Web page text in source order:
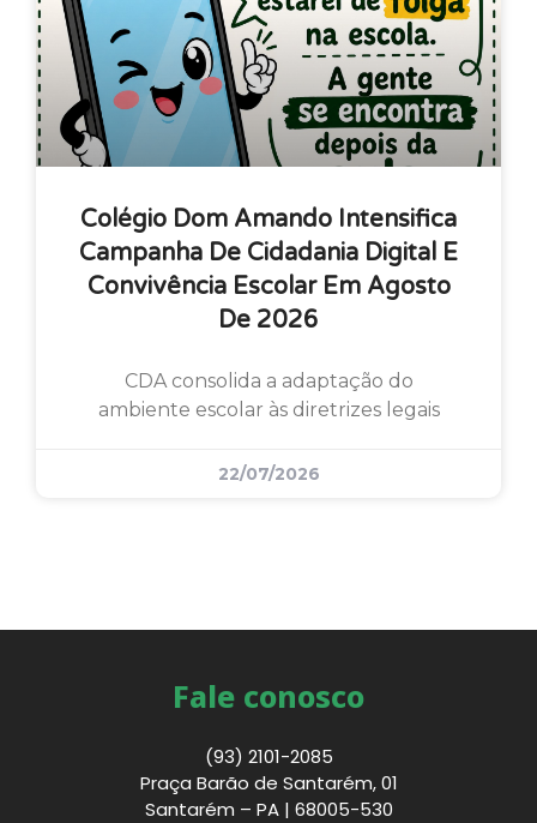
Colégio Dom Amando Intensifica
Campanha De Cidadania Digital E
Convivência Escolar Em Agosto
De 2026
CDA consolida a adaptação do
ambiente escolar às diretrizes legais
22/07/2026
Fale conosco
(93) 2101-2085
Praça Barão de Santarém, 01
Santarém – PA | 68005-530